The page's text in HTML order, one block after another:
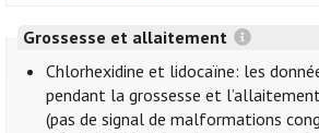
Grossesse et allaitement
Chlorhexidine et lidocaïne: les
pendant la grossesse et
(pas de signal de malformations